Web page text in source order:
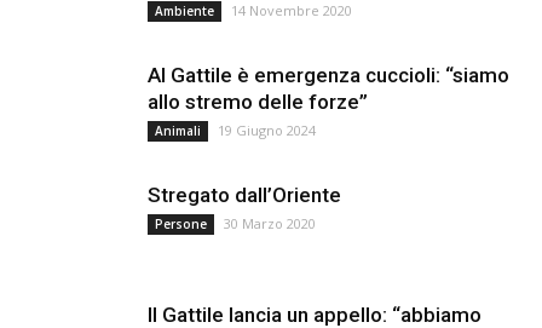
Ambiente 14 Novembre 2020
Al Gattile è emergenza cuccioli: “siamo
allo stremo delle forze”
Animali 19 Giugno 2024
Stregato dall’Oriente
Persone 30 Marzo 2020
Il Gattile lancia un appello: “abbiamo